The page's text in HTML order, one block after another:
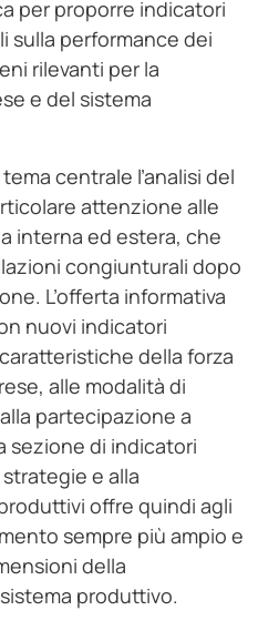
per proporre indicatori
sulla performance dei
rilevanti per la
e del sistema
centrale l’analisi del
attenzione alle
interna ed estera, che
congiunturali dopo
L’offerta informativa
nuovi indicatori
della forza
alle modalità di
partecipazione a
sezione di indicatori
e alla
offre quindi agli
sempre più ampio e
della
produttivo.